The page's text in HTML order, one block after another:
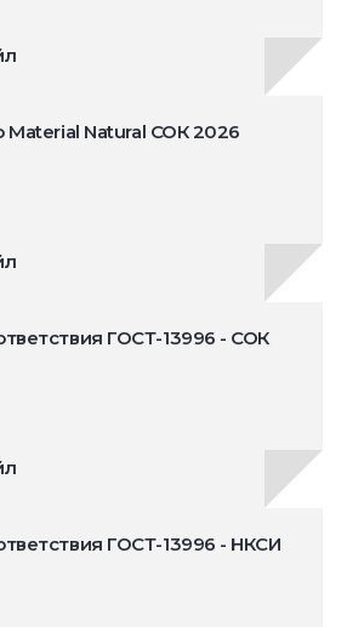
Material Natural СОК 2026
ГОСТ-13996 - СОК
ГОСТ-13996 - НКСИ